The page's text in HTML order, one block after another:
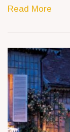
Read More